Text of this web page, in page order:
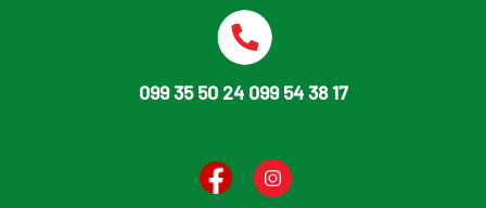
099 35 50 24 099 54 38 17